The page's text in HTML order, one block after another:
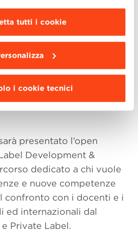
di navigazione e
le terze parti e i cookie
tutti i cookie
i cookie tecnici
Camattari,Direttore
e marketing, Distribuzione
Italiana
D’Andrea , Responsabile
Acquisti, Conad
presentato l’open
Development &
dedicato a chi vuole
e nuove competenze
confronto con i docenti e i
ed internazionali dal
Private Label.